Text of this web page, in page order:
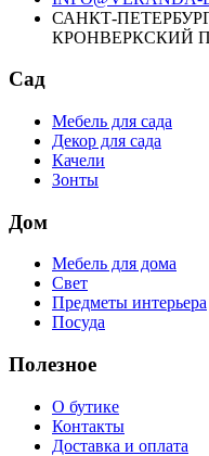
САНКТ-
КРОНВЕРКСКИЙ
Сад
Мебель для сада
Декор для сада
Качели
Зонты
Дом
Мебель для дома
Свет
Предметы интерьера
Посуда
Полезное
О бутике
Контакты
Доставка и оплата